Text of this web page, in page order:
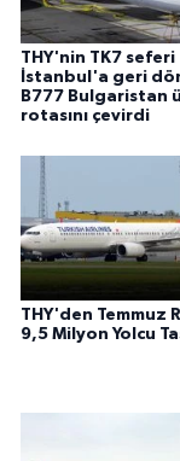
THY'nin TK7 seferi
İstanbul'a geri
B777 Bulgaristan
rotasını çevirdi
THY'den Temmuz
9,5 Milyon Yolcu